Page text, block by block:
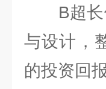
B超长使
与设计，
的投资回报